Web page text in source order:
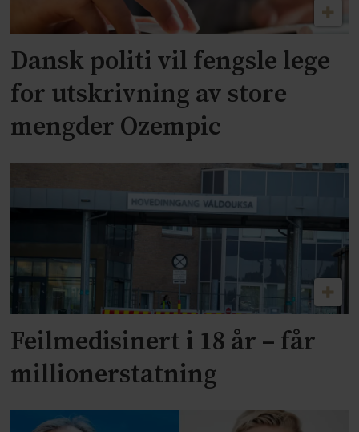
Dansk politi vil fengsle lege
for utskrivning av store
mengder Ozempic
Feilmedisinert i 18 år – får
millionerstatning